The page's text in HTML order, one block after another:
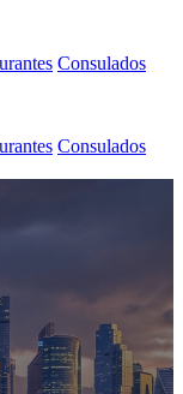
Consulados
Consulados